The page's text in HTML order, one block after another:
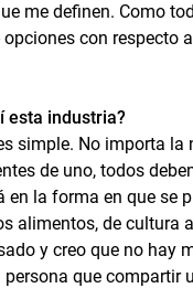
me definen. Como
con respecto
esta industria?
simple. No importa la
de uno, todos
en la forma en que se
alimentos, de cultura
y creo que no hay
persona que compartir